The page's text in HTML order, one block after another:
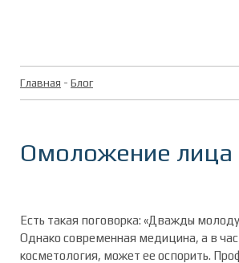
Главная - Блог
Омоложение лица
Есть такая поговорка: «Дважды
Однако современная медицина, а в
косметология, может ее оспорить.